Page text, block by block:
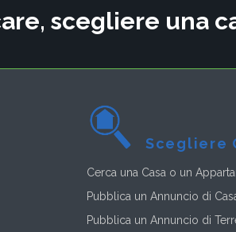
scegliere una
Scegliere
Cerca una Casa o un
Pubblica un Annuncio di
Pubblica un Annuncio di